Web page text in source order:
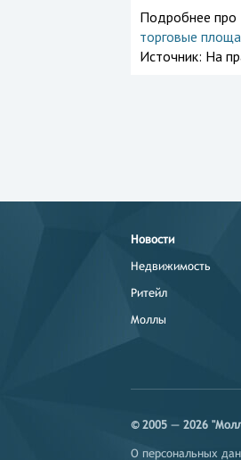
Подробнее про
торговые
Источник: На
Новости
Недвижимость
Ритейл
Моллы
© 2005 — 2026
О персональных